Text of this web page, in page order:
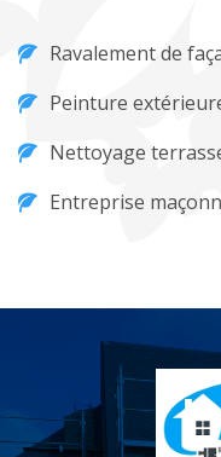
Ravalement de
Peinture
Nettoyage
Entreprise